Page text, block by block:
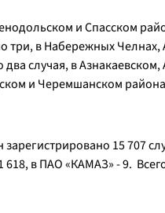
и Спасском
три, в Набережных
случая, в
и Черемшанском
15 707
в ПАО «КАМАЗ» - 9.